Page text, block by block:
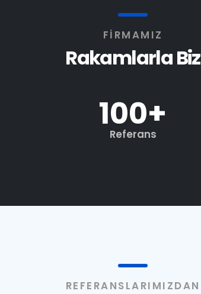
FİRMAMIZ
Rakamlarla Biz
100+
Referans
REFERANSLARIMIZDAN